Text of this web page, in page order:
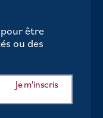
être
ou des